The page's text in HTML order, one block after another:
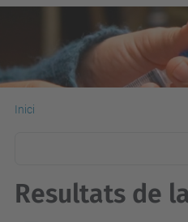
Inici
Resultats de